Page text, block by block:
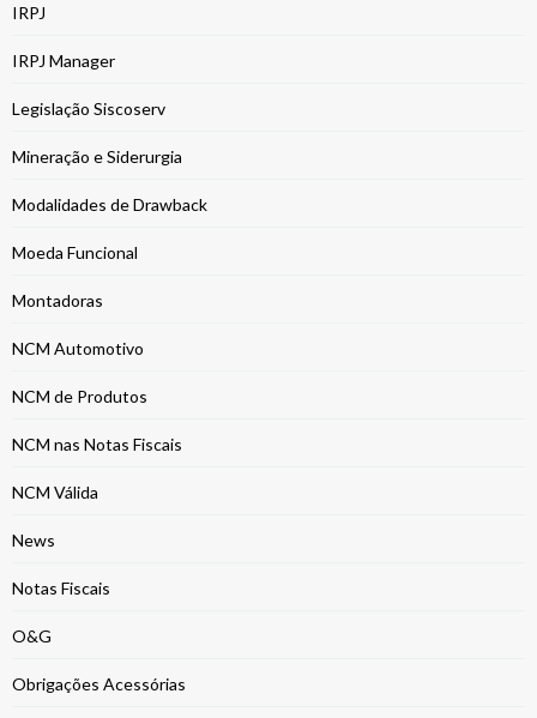
IRPJ
IRPJ Manager
Legislação Siscoserv
Mineração e Siderurgia
Modalidades de Drawback
Moeda Funcional
Montadoras
NCM Automotivo
NCM de Produtos
NCM nas Notas Fiscais
NCM Válida
News
Notas Fiscais
O&G
Obrigações Acessórias